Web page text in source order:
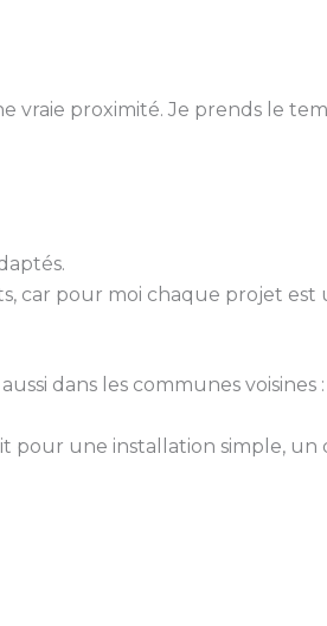
vraie proximité. Je prends le
car pour moi chaque projet est
aussi dans les communes voisines
pour une installation simple,